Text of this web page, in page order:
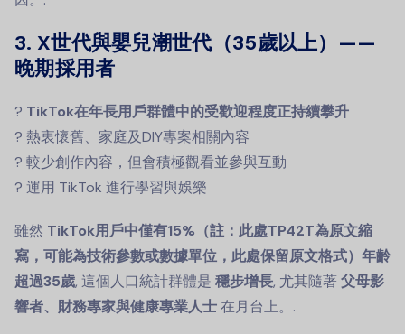
3. X世代與嬰兒潮世代（35歲以上）——
晚期採用者
? TikTok在年長用戶群體中的受歡迎程度正持續攀升
? 熱衷懷舊、家庭及DIY專案相關內容
? 較少創作內容，但會積極觀看並參與互動
? 運用 TikTok 進行學習與娛樂
雖然 TikTok用戶中僅有15%（註：此處TP42T為原文縮
寫，可能為技術參數或數據單位，此處保留原文格式）年齡
超過35歲, 這個人口統計群體是 穩步增長, 尤其隨著父母影
響者、財務專家與健康專業人士在月台上。.